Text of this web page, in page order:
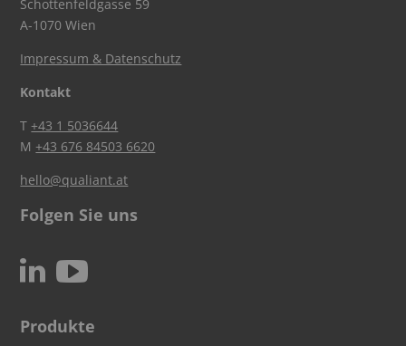
Schottenfeldgasse 59
A-1070 Wien
Impressum & Datenschutz
Kontakt
T+43 1 5036644
M+43 676 84503 6620
hello@qualiant.at
Folgen Sie uns
N c
Produkte